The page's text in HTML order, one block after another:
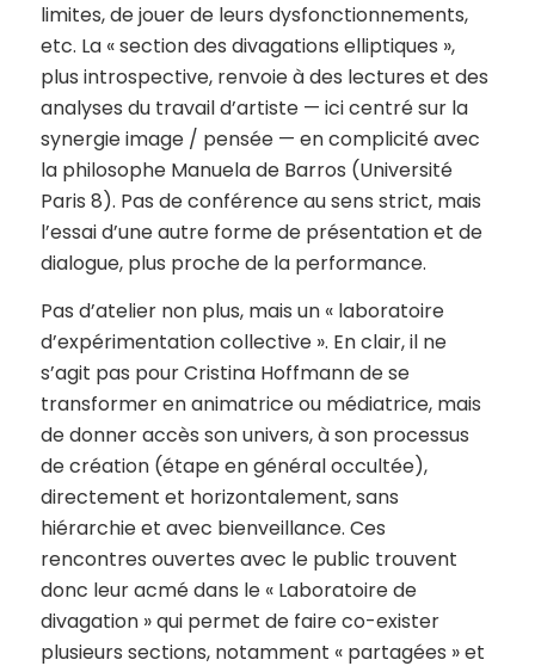
limites, de jouer de leurs dysfonctionnements,
etc. La « section des divagations elliptiques »,
plus introspective, renvoie à des lectures et des
analyses du travail d’artiste — ici centré sur la
synergie image / pensée — en complicité avec
la philosophe Manuela de Barros (Université
Paris 8). Pas de conférence au sens strict, mais
l’essai d’une autre forme de présentation et de
dialogue, plus proche de la performance.
Pas d’atelier non plus, mais un « laboratoire
d’expérimentation collective ». En clair, il ne
s’agit pas pour Cristina Hoffmann de se
transformer en animatrice ou médiatrice, mais
de donner accès son univers, à son processus
de création (étape en général occultée),
directement et horizontalement, sans
hiérarchie et avec bienveillance. Ces
rencontres ouvertes avec le public trouvent
donc leur acmé dans le « Laboratoire de
divagation » qui permet de faire co-exister
plusieurs sections, notamment « partagées » et